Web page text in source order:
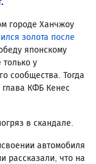
городе Ханчжоу
золота после
японскому
у
сообщества. Тогда
КФБ Кенес
в скандале.
автомобиля
рассказали, что на